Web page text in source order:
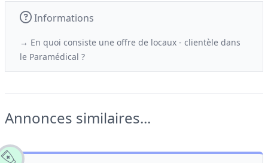
Informations
→ En quoi consiste une offre de locaux - clientèle dans
le Paramédical ?
Annonces similaires...